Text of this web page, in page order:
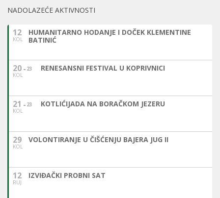
NADOLAZEĆE AKTIVNOSTI
12
KOL
HUMANITARNO HODANJE I DOČEK KLEMENTINE
BATINIĆ
20
KOL
23 RENESANSNI FESTIVAL U KOPRIVNICI
21
KOL
23 KOTLIĆIJADA NA BORAČKOM JEZERU
29
KOL
VOLONTIRANJE U ČIŠĆENJU BAJERA JUG II
12
RUJ
IZVIĐAČKI PROBNI SAT